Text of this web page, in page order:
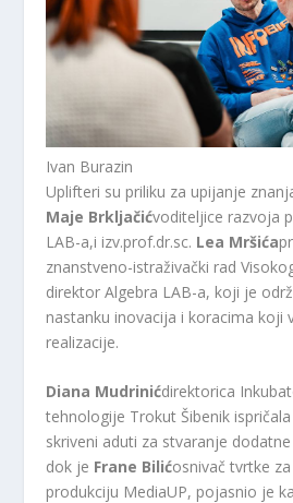
Ivan Burazin
Uplifteri su priliku za upijanje
Maje Brkljačićvoditeljice razvoja
LAB-a,i izv.prof.dr.sc. Lea Mršića
znanstveno-istraživački rad
direktor Algebra LAB-a, koji je
nastanku inovacija i koracima koji
realizacije.
Diana Mudrinićdirektorica
tehnologije Trokut Šibenik
skriveni aduti za stvaranje
dok je Frane Bilićosnivač tvrtke
produkciju MediaUP, pojasnio je